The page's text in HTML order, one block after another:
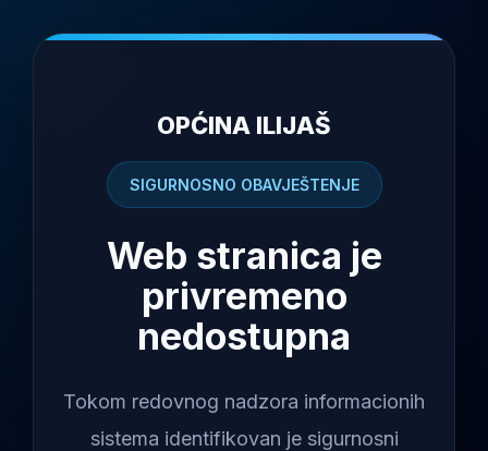
OPĆINA ILIJAŠ
SIGURNOSNO OBAVJEŠTENJE
Web stranica je
privremeno
nedostupna
Tokom redovnog nadzora informacionih
sistema identifikovan je sigurnosni